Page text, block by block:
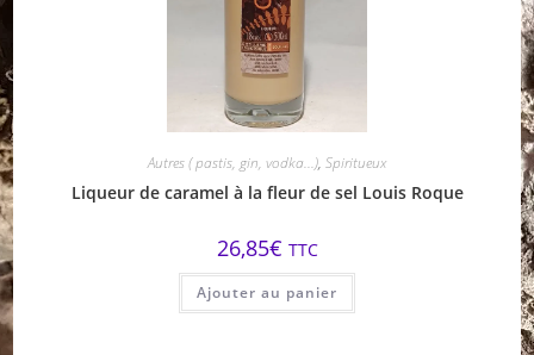
Autres ( pastis, gin, vodka...), Spiritueux
Liqueur de caramel à la fleur de sel Louis Roque
26,85€ TTC
Ajouter au panier